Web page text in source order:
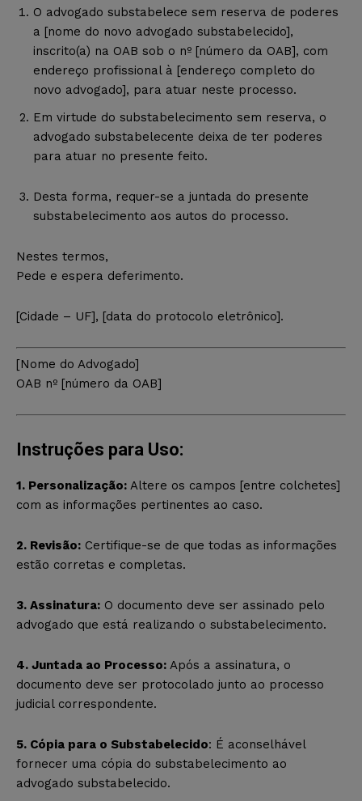
O advogado substabelece sem reserva de poderes
a [nome do novo advogado substabelecido],
inscrito(a) na OAB sob o nº [número da OAB], com
endereço profissional à [endereço completo do
novo advogado], para atuar neste processo.
Em virtude do substabelecimento sem reserva, o
advogado substabelecente deixa de ter poderes
para atuar no presente feito.
Desta forma, requer-se a juntada do presente
substabelecimento aos autos do processo.
Nestes termos,
Pede e espera deferimento.
[Cidade – UF], [data do protocolo eletrônico].
[Nome do Advogado]
OAB nº [número da OAB]
Instruções para Uso:
1. Personalização: Altere os campos [entre colchetes]
com as informações pertinentes ao caso.
2. Revisão: Certifique-se de que todas as informações
estão corretas e completas.
3. Assinatura: O documento deve ser assinado pelo
advogado que está realizando o substabelecimento.
4. Juntada ao Processo: Após a assinatura, o
documento deve ser protocolado junto ao processo
judicial correspondente.
5. Cópia para o Substabelecido: É aconselhável
fornecer uma cópia do substabelecimento ao
advogado substabelecido.